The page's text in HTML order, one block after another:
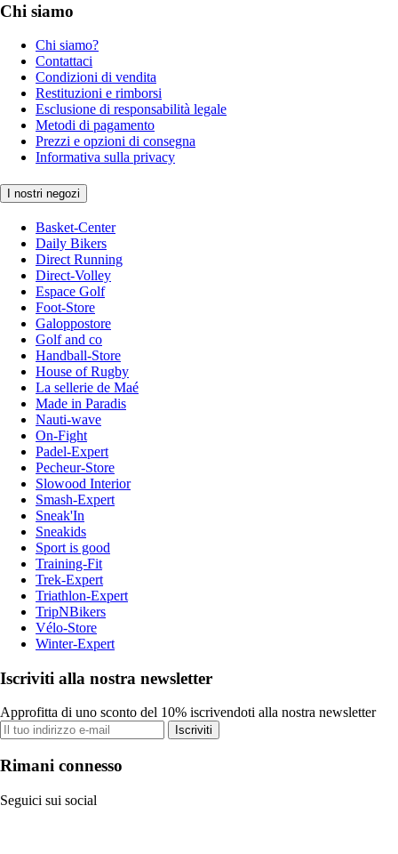
Chi siamo
Chi siamo?
Contattaci
Condizioni di vendita
Restituzioni e rimborsi
Esclusione di responsabilità legale
Metodi di pagamento
Prezzi e opzioni di consegna
Informativa sulla privacy
I nostri negozi
Basket-Center
Daily Bikers
Direct Running
Direct-Volley
Espace Golf
Foot-Store
Galoppostore
Golf and co
Handball-Store
House of Rugby
La sellerie de Maé
Made in Paradis
Nauti-wave
On-Fight
Padel-Expert
Pecheur-Store
Slowood Interior
Smash-Expert
Sneak'In
Sneakids
Sport is good
Training-Fit
Trek-Expert
Triathlon-Expert
TripNBikers
Vélo-Store
Winter-Expert
Iscriviti alla nostra newsletter
Approfitta di uno sconto del 10% iscrivendoti alla nostra newsletter
Iscriviti
Rimani connesso
Seguici sui social